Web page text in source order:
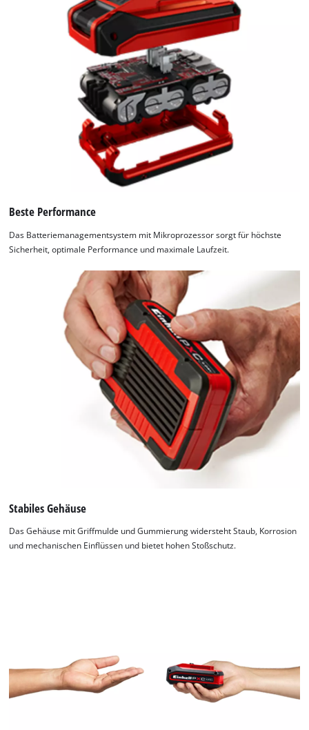
Beste Performance
Das Batteriemanagementsystem mit Mikroprozessor sorgt für höchste
Sicherheit, optimale Performance und maximale Laufzeit.
Stabiles Gehäuse
Das Gehäuse mit Griffmulde und Gummierung widersteht Staub, Korrosion
und mechanischen Einflüssen und bietet hohen Stoßschutz.